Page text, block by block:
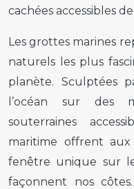
cachées accessibles
Les grottes marines
naturels les plus
planète. Sculptées
l’océan sur des
souterraines
maritime offrent
fenêtre unique sur
façonnent nos